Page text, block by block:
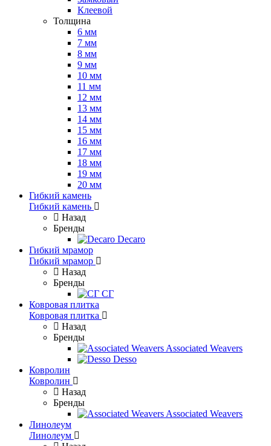
Клеевой
Толщина
6 мм
7 мм
8 мм
9 мм
10 мм
11 мм
12 мм
13 мм
14 мм
15 мм
16 мм
17 мм
18 мм
19 мм
20 мм
Гибкий камень
Гибкий камень
Назад
Бренды
Decaro
Гибкий мрамор
Гибкий мрамор
Назад
Бренды
СГ
Ковровая плитка
Ковровая плитка
Назад
Бренды
Associated Weavers
Desso
Ковролин
Ковролин
Назад
Бренды
Associated Weavers
Линолеум
Линолеум